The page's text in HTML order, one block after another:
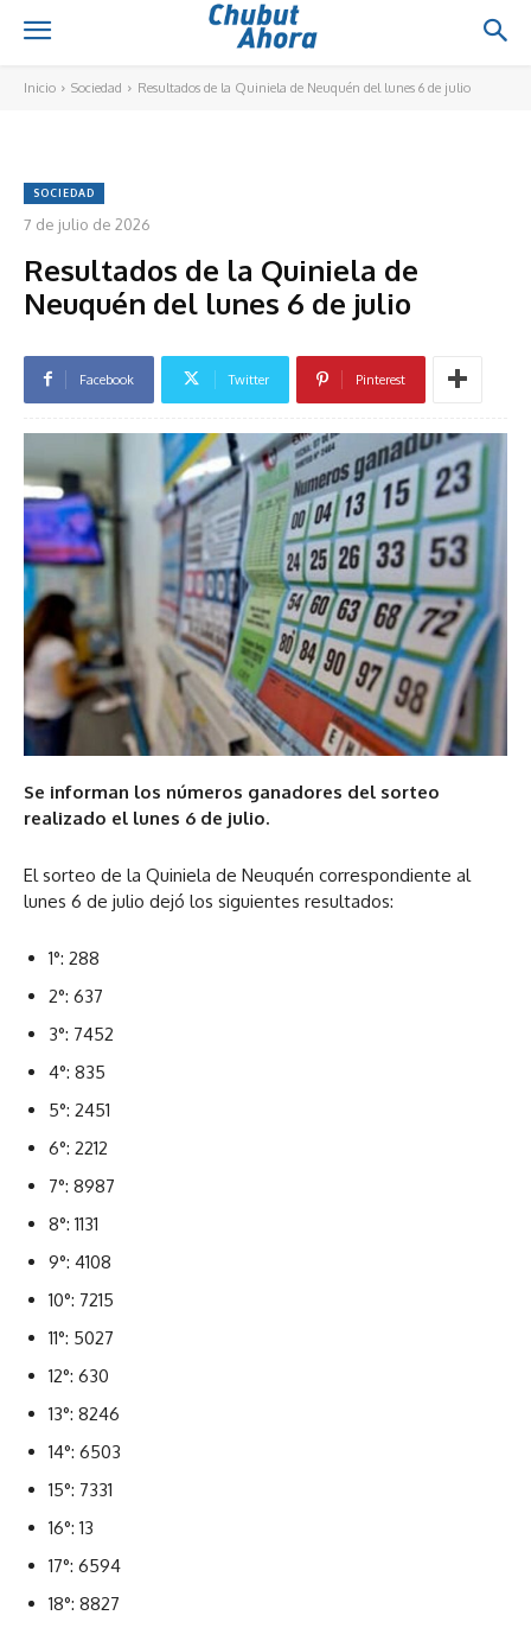
Inicio Sociedad Resultados de la Quiniela de Neuquén del lunes 6 de julio
SOCIEDAD
7 de julio de 2026
Resultados de la Quiniela de
Neuquén del lunes 6 de julio
Facebook Twitter Pinterest
Se informan los números ganadores del sorteo
realizado el lunes 6 de julio.
El sorteo de la Quiniela de Neuquén correspondiente al
lunes 6 de julio dejó los siguientes resultados:
1°: 288
2°: 637
3°: 7452
4°: 835
5°: 2451
6°: 2212
7°: 8987
8°: 1131
9°: 4108
10°: 7215
11°: 5027
12°: 630
13°: 8246
14°: 6503
15°: 7331
16°: 13
17°: 6594
18°: 8827